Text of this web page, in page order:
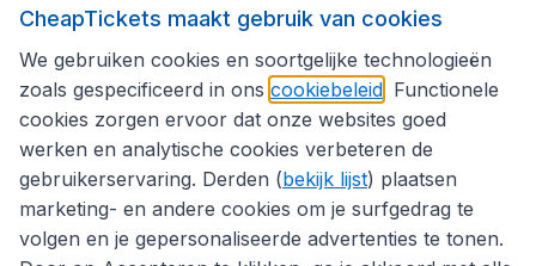
Volg CheapTickets.be
CheapTickets maakt gebruik van cookies
We gebruiken cookies en soortgelijke technologieën
zoals gespecificeerd in ons cookiebeleid . Functionele
cookies zorgen ervoor dat onze websites goed
werken en analytische cookies verbeteren de
gebruikerservaring. Derden (bekijk lijst) plaatsen
marketing- en andere cookies om je surfgedrag te
volgen en je gepersonaliseerde advertenties te tonen.